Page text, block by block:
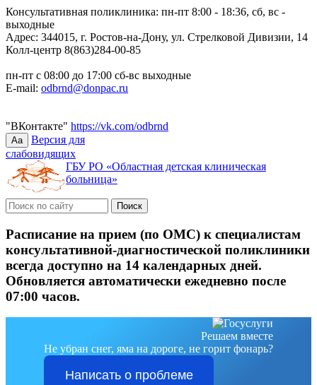
Консультативная поликлиника: пн-пт 8:00 - 18:36, сб, вс -
выходные
Адрес: 344015, г. Ростов-на-Дону, ул. Стрелковой Дивизии, 14
Колл-центр 8(863)284-00-85
пн-пт с 08:00 до 17:00 сб-вс выходные
E-mail: odbrnd@donpac.ru
"ВКонтакте" https://vk.com/odbrnd
Aa
Версия для
слабовидящих
ГБУ РО «Областная детская клиническая
больница»
Расписание на прием (по ОМС) к специалистам
консультативной-диагностической поликлиники
всегда доступно на 14 календарных дней.
Обновляется автоматически ежедневно после
07:00 часов.
Решаем вместе
Не убран снег, яма на дороге, не горит фонарь?
Написать о проблеме